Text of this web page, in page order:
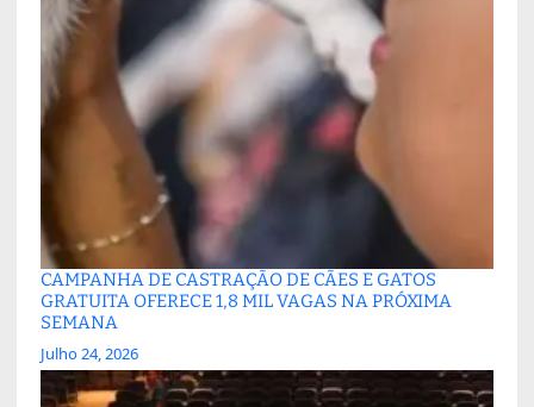
CAMPANHA DE CASTRAÇÃO DE CÃES E GATOS
GRATUITA OFERECE 1,8 MIL VAGAS NA PRÓXIMA
SEMANA
Julho 24, 2026